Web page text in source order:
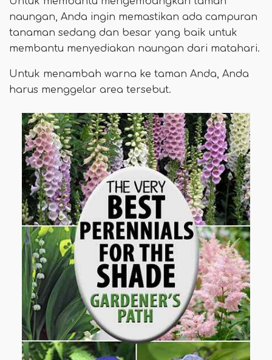
naungan, Anda ingin memastikan ada campuran
tanaman sedang dan besar yang baik untuk
membantu menyediakan naungan dari matahari.
Untuk menambah warna ke taman Anda, Anda
harus menggelar area tersebut.